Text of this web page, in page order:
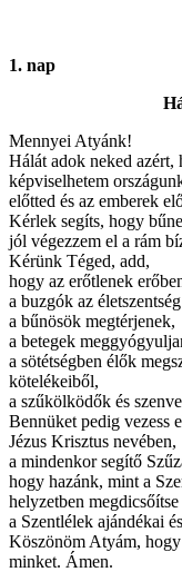
1. nap
Mennyei Atyánk!
Hálát adok neked azért,
képviselhetem
előtted és az emberek
Kérlek segíts, hogy
jól végezzem el a rám
Kérünk Téged, add,
hogy az erőtlenek
a buzgók az
a bűnösök megtérjenek,
a betegek
a sötétségben élők
kötelékeiből,
a szűkölködők és
Bennüket pedig vezess
Jézus Krisztus nevében,
a mindenkor segítő
hogy hazánk, mint a
helyzetben
a Szentlélek ajándékai
Köszönöm Atyám, hogy
minket. Ámen.